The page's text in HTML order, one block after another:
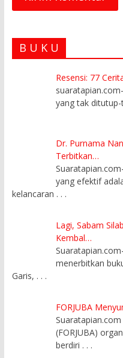
B U K U
Resensi: 77
yang tak
Dr. Purnama
Terbitkan…
yang efektif
kelancaran . . .
Lagi, Sabam
Kembal…
menerbitkan
Garis, . . .
FORJUBA
(FORJUBA)
berdiri . . .